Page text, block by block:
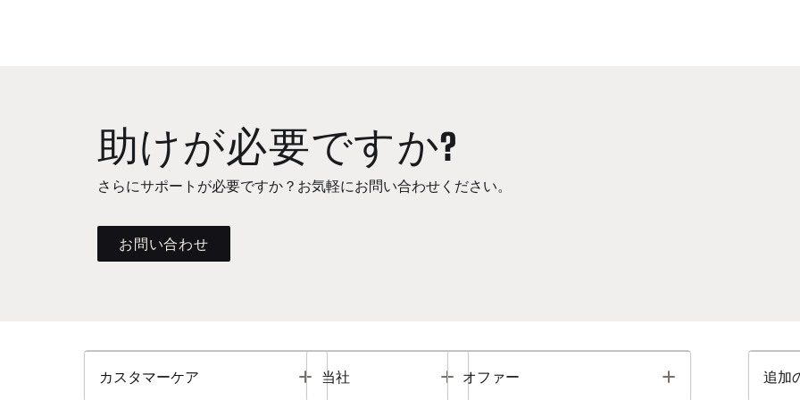
助けが必要ですか?
さらにサポートが必要ですか？お気軽にお問い合わせください。
お問い合わせ
カスタマーケア Toggle
当社 Toggle
オファー Toggle 追加